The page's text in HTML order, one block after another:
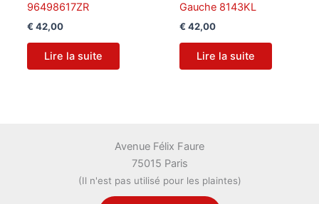
96498617ZR
€ 42,00
Lire la suite
Gauche 8143KL
€ 42,00
Lire la suite
Avenue Félix Faure
75015 Paris
(Il n'est pas utilisé pour les plaintes)